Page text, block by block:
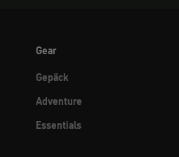
Gear
Gepäck
Adventure
Essentials